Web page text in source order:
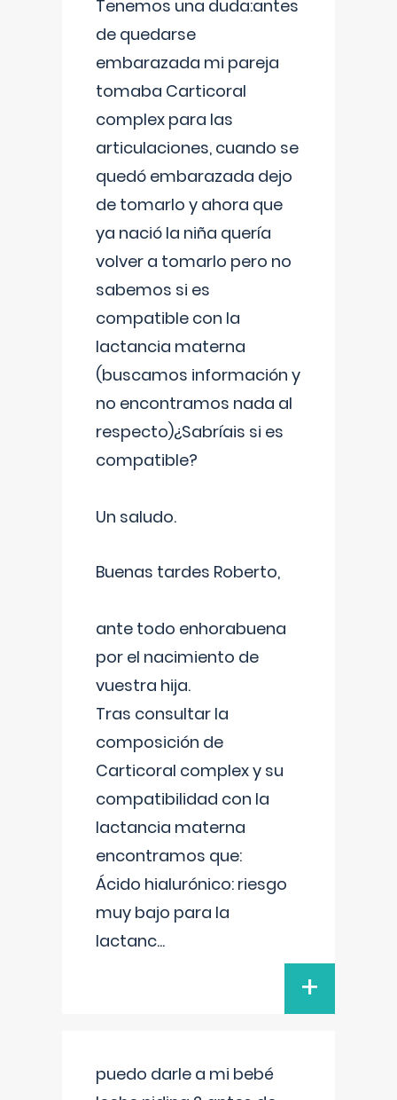
Tenemos una duda:antes
de quedarse
embarazada mi pareja
tomaba Carticoral
complex para las
articulaciones, cuando se
quedó embarazada dejo
de tomarlo y ahora que
ya nació la niña quería
volver a tomarlo pero no
sabemos si es
compatible con la
lactancia materna
(buscamos información y
no encontramos nada al
respecto)¿Sabríais si es
compatible?
Un saludo.
Buenas tardes Roberto,
ante todo enhorabuena
por el nacimiento de
vuestra hija.
Tras consultar la
composición de
Carticoral complex y su
compatibilidad con la
lactancia materna
encontramos que:
Ácido hialurónico: riesgo
muy bajo para la
lactanc...
+
puedo darle a mi bebé